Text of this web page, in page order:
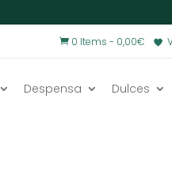
 0 Items - 0,00€
Despensa Dulces